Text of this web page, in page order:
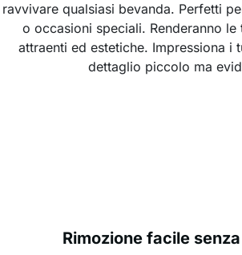
ravvivare qualsiasi bevanda. Perfetti
o occasioni speciali. Renderanno le
attraenti ed estetiche. Impressiona i
dettaglio piccolo ma
Rimozione facile